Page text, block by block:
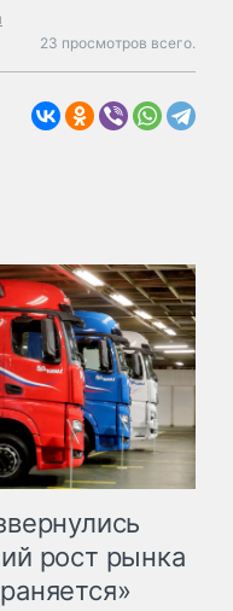
23 просмотров всего.
рост рынка